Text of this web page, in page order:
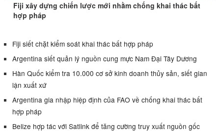
Fiji xây dựng chiến lược mới nhằm chống khai thác bất
hợp pháp
Fiji siết chặt kiểm soát khai thác bất hợp pháp
Argentina siết quản lý nguồn cung mực Nam Đại Tây Dương
Hàn Quốc kiểm tra 10.000 cơ sở kinh doanh thủy sản, siết gian
lận xuất xứ
Argentina gia nhập hiệp định của FAO về chống khai thác bất
hợp pháp
Belize hợp tác với Satlink để tăng cường truy xuất nguồn gốc